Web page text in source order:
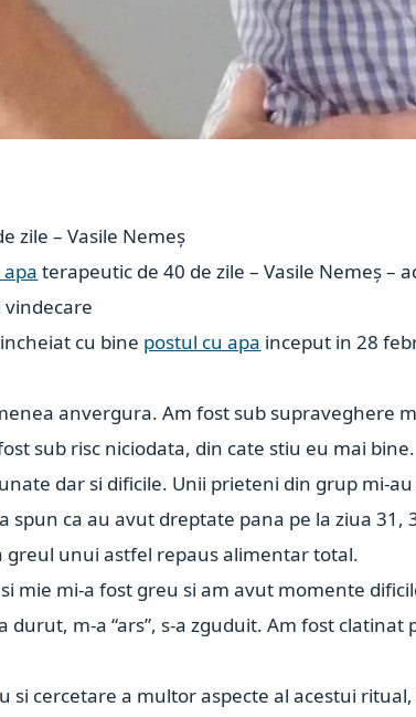
zile – Vasile Nemeș
terapeutic de 40 de zile – Vasile Nemeș –
vindecare
cu bine postul cu apa inceput in 28
anvergura. Am fost sub supraveghere
sub risc niciodata, din cate stiu eu mai bine.
dar si dificile. Unii prieteni din grup mi-
spun ca au avut dreptate pana pe la ziua 31,
greul unui astfel repaus alimentar total.
mie mi-a fost greu si am avut momente
durut, m-a “ars”, s-a zguduit. Am fost
si cercetare a multor aspecte al acestui